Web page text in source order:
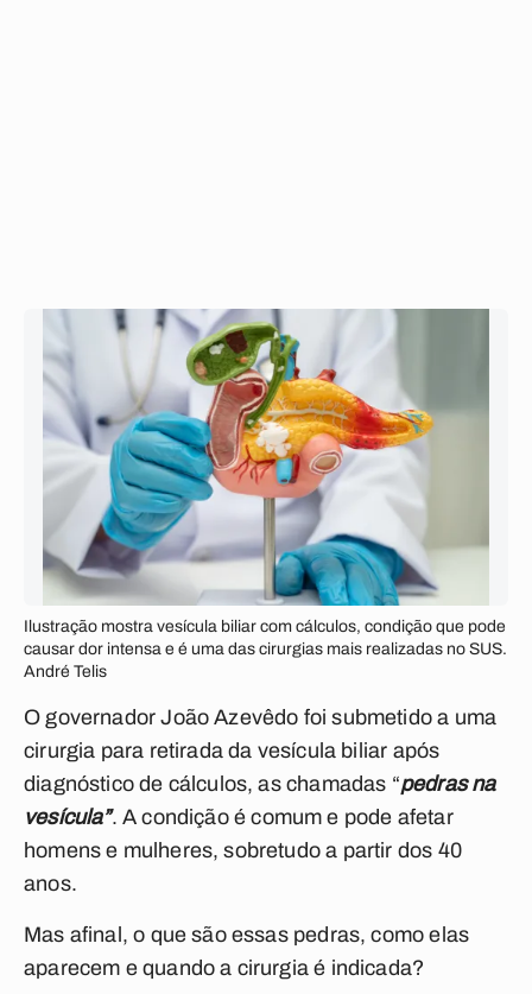
Ilustração mostra vesícula biliar com cálculos, condição que pode
causar dor intensa e é uma das cirurgias mais realizadas no SUS.
André Telis
O governador João Azevêdo foi submetido a uma
cirurgia para retirada da vesícula biliar após
diagnóstico de cálculos, as chamadas “pedras na
vesícula”. A condição é comum e pode afetar
homens e mulheres, sobretudo a partir dos 40
anos.
Mas afinal, o que são essas pedras, como elas
aparecem e quando a cirurgia é indicada?